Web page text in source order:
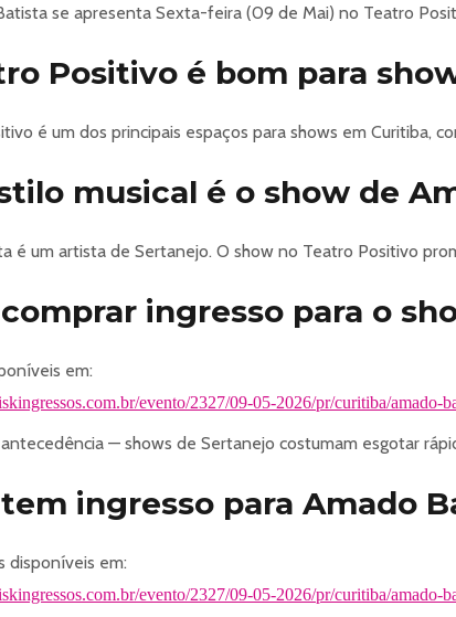
se apresenta Sexta-feira (09 de Mai) no Teatro
Positivo é bom para
é um dos principais espaços para shows em Curitiba,
musical é o show de
é um artista de Sertanejo. O show no Teatro Positivo
ingresso para o
em:
evento/2327/09-05-2026/pr/curitiba/amado-
— shows de Sertanejo costumam esgotar
ingresso para Amado
disponíveis em:
evento/2327/09-05-2026/pr/curitiba/amado-